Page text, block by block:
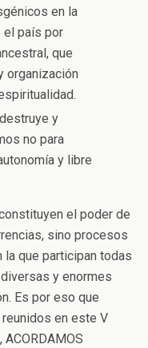
en la
el país por
que
organización
y
no para
y libre
el poder de
sino procesos
que participan todas
y enormes
Es por eso que
en este V